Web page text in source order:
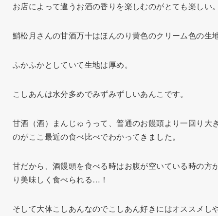
お店によって違うお酒の香りを楽しむのがとても楽しい
鮹松月さんの甘酒万十はほんのり黄色のクリーム色の生
ふかふかとしていて生地は厚め。
こしあんは水分多めでみずみずしいあんこです。
甘酒（酒）まんじゅうって、普通のお饅頭より一回り大
のがここ最近の食べ比べでわかってきました。
甘だから、酒饅頭を食べる時はお腹が空いている時の方
り美味しく食べられる…！
そして大体こしあんなのでこしあん好きにはオススメし